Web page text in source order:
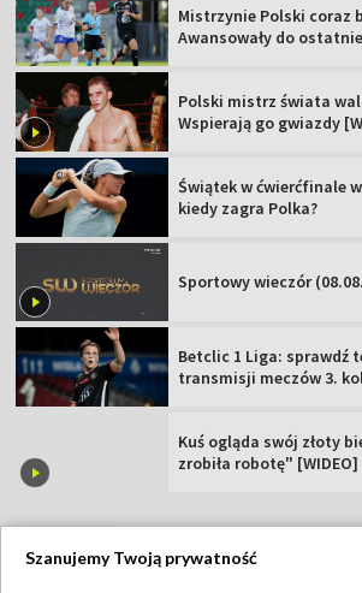
Mistrzynie Polski coraz
Awansowały do
Polski mistrz świata
Wspierają go gwiazdy
Świątek w ćwierćfinale
kiedy zagra Polka?
Sportowy wieczór
Betclic 1 Liga: sprawdź
transmisji meczów 3.
Kuś ogląda swój złoty
zrobiła robotę" [WIDEO]
Szanujemy Twoją prywatność